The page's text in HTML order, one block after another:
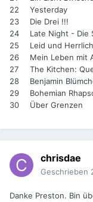
22
Yesterday
23
Die Drei !!!
24
Late Night - Die
25
Leid und
26
Mein Leben mit
27
The Kitchen:
28
Benjamin
29
Bohemian
30
Über Grenzen
chrisdae
Geschrieben
Danke Preston. Bin